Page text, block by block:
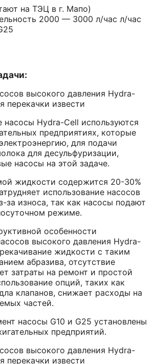
на ТЭЦ в г. Мапо)
2000 — 3000 л/час л/час
Hydra-Cell используются
предприятиях, которые
для подачи
для десульфуризации,
насосы на этой задаче.
жидкости содержится 20-30%
использование насосов
за износа, так как насосы подают
режиме.
особенности
высокого давления Hydra-
жидкости с таким
абразива, отсутствие
затраты на ремонт и простой
опций, таких как
клапанов, снижает расходы на
частей.
насосы G10 и G25 установлены
предприятий.